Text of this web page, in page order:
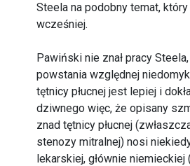
Steela na podobny temat, który
wcześniej.
Pawiński nie znał pracy
powstania względnej
tętnicy płucnej jest lepiej i
dziwnego więc, że opisany
znad tętnicy płucnej
stenozy mitralnej) nosi
lekarskiej, głównie